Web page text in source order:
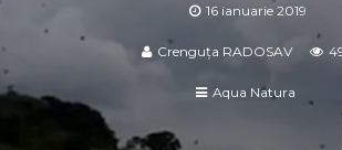
16 ianuarie 2019
Crenguța RADOSAV
Aqua Natura